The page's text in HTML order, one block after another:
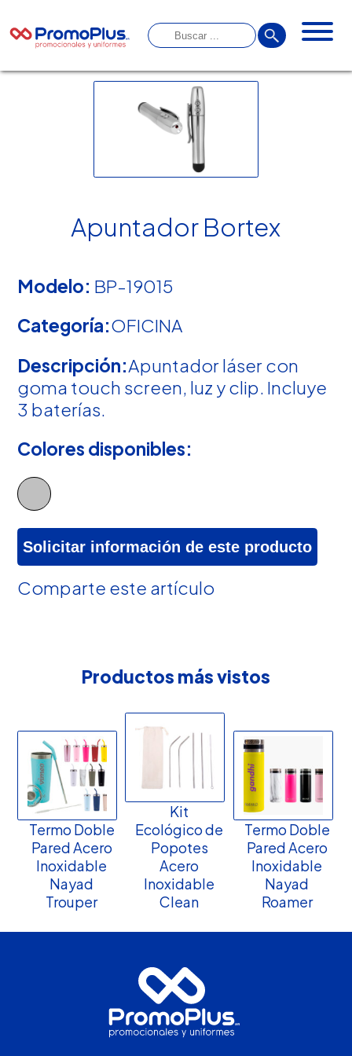
Apuntador Bortex
Modelo: BP-19015
Categoría:OFICINA
Descripción:Apuntador láser con
goma touch screen, luz y clip. Incluye
3 baterías.
Colores disponibles:
Solicitar información de este producto
Comparte este artículo
Productos más vistos
Termo Doble
Pared Acero
Inoxidable
Nayad
Trouper
Kit
Ecológico de
Popotes
Acero
Inoxidable
Clean
Termo Doble
Pared Acero
Inoxidable
Nayad
Roamer